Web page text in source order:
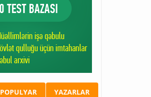
POPULYAR YAZARLAR